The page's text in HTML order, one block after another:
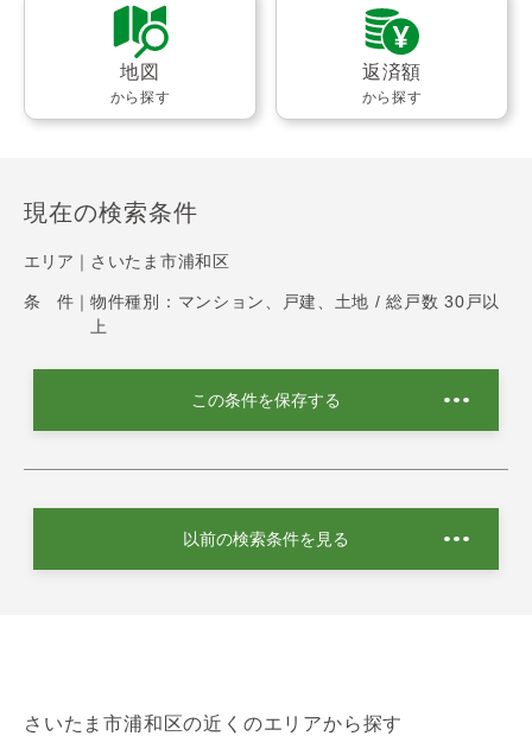
地図
から探す
返済額
から探す
現在の検索条件
エリア｜ さいたま市浦和区
条 件｜ 物件種別：マンション、戸建、土地 / 総戸数 30戸以
上
この条件を保存する
以前の検索条件を見る
さいたま市浦和区の近くのエリアから探す